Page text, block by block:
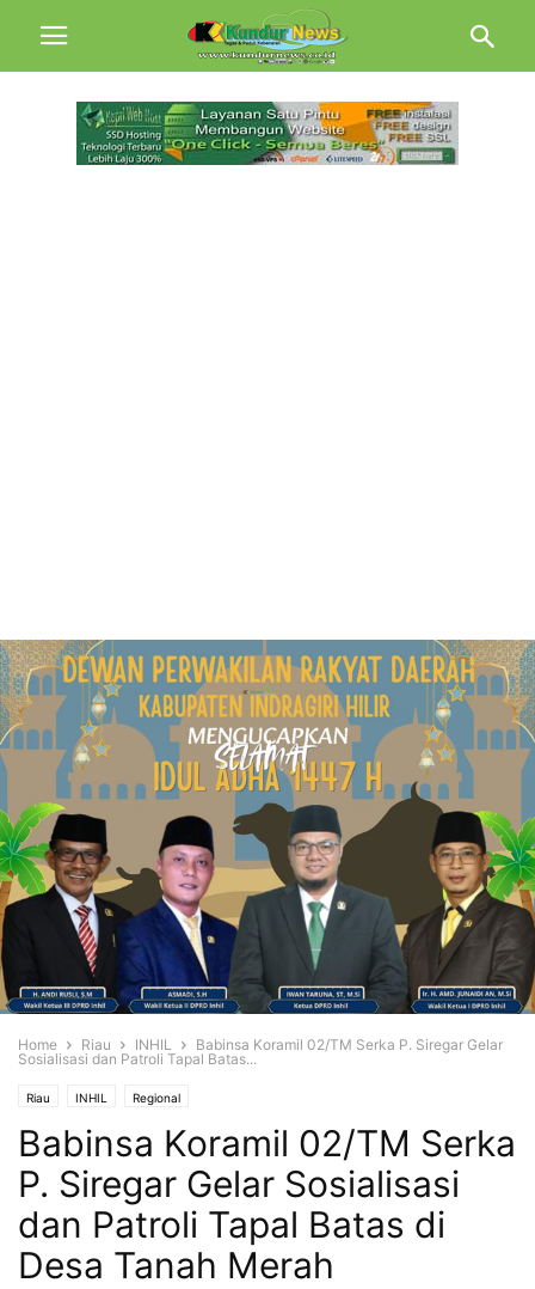
Home Riau INHIL
Babinsa Koramil 02/TM Serka P. Siregar Gelar
Sosialisasi dan Patroli Tapal Batas...
Riau INHIL Regional
Babinsa Koramil 02/TM Serka
P. Siregar Gelar Sosialisasi
dan Patroli Tapal Batas di
Desa Tanah Merah